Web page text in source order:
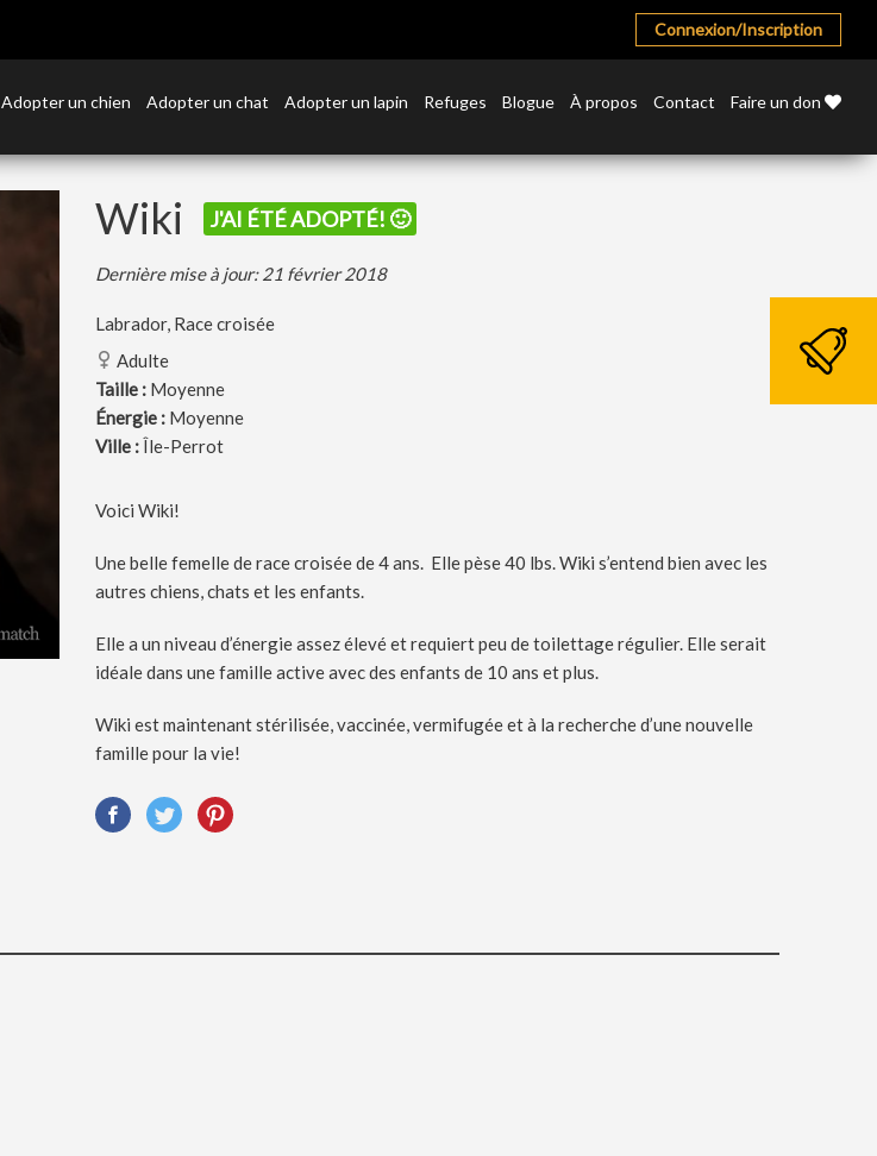
Connexion/Inscription
Adopter un chien Adopter un chat Adopter un lapin Refuges Blogue À propos Contact Faire un don
Wiki J'AI ÉTÉ ADOPTÉ! 🙂
Dernière mise à jour: 21 février 2018
Labrador, Race croisée
Adulte
Taille : Moyenne
Énergie : Moyenne
Ville :Île-Perrot
Voici Wiki!
Une belle femelle de race croisée de 4 ans. Elle pèse 40 lbs. Wiki s’entend bien avec les
autres chiens, chats et les enfants.
Elle a un niveau d’énergie assez élevé et requiert peu de toilettage régulier. Elle serait
idéale dans une famille active avec des enfants de 10 ans et plus.
Wiki est maintenant stérilisée, vaccinée, vermifugée et à la recherche d’une nouvelle
famille pour la vie!